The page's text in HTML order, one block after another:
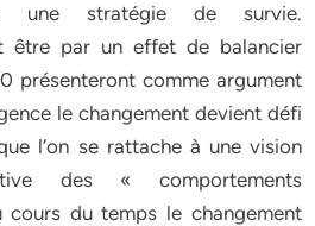
une stratégie de survie.
être par un effet de balancier
présenteront comme argument
le changement devient défi
l‘on se rattache à une vision
des « comportements
cours du temps le changement